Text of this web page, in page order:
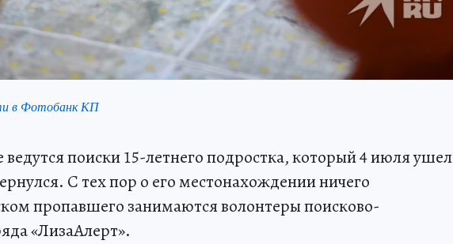
в Фотобанк КП
поиски 15-летнего подростка, который 4 июля ушел
С тех пор о его местонахождении ничего
пропавшего занимаются волонтеры поисково-
«ЛизаАлерт».